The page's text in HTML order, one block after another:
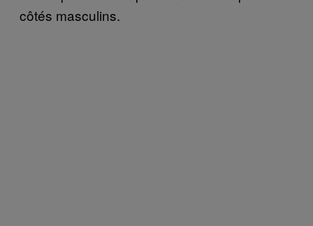
côtés masculins.